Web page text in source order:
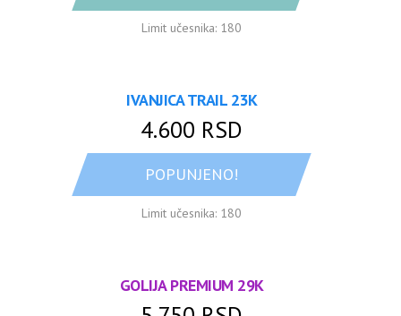
Limit učesnika: 180
IVANJICA TRAIL 23K
4.600 RSD
POPUNJENO!
Limit učesnika: 180
GOLIJA PREMIUM 29K